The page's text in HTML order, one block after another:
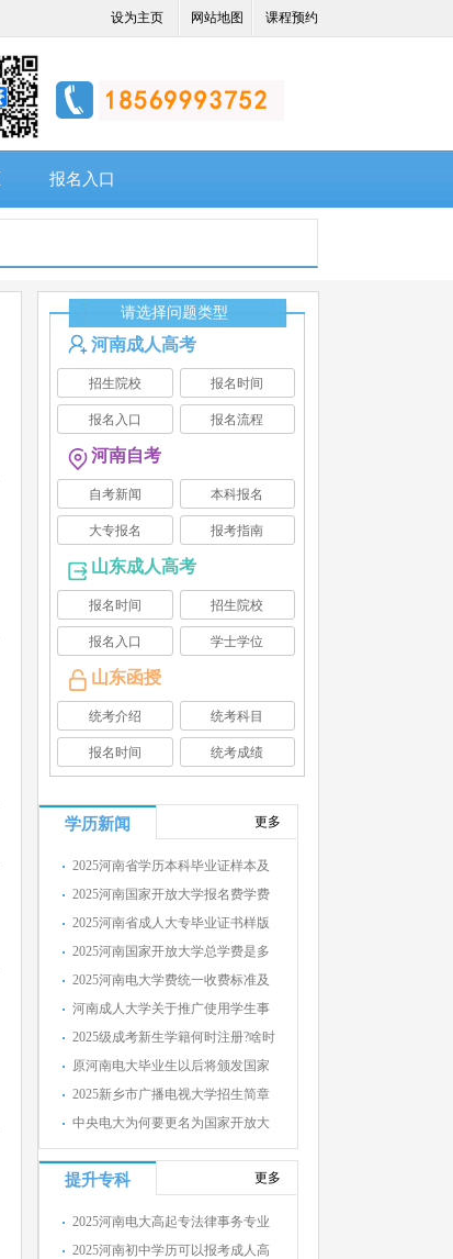
课程预约
网站地图
设为主页
报名入口
请选择问题类型
河南成人高考
招生院校 报名时间
报名入口 报名流程
河南自考
自考新闻 本科报名
大专报名 报考指南
山东成人高考
报名时间 招生院校
报名入口 学士学位
山东函授
统考介绍 统考科目
报名时间 统考成绩
学历新闻 更多
2025河南省学历本科毕业证样本及
2025河南国家开放大学报名费学费
2025河南省成人大专毕业证书样版
2025河南国家开放大学总学费是多
2025河南电大学费统一收费标准及
河南成人大学关于推广使用学生事
2025级成考新生学籍何时注册?啥时
原河南电大毕业生以后将颁发国家
2025新乡市广播电视大学招生简章
中央电大为何要更名为国家开放大
提升专科 更多
2025河南电大高起专法律事务专业
2025河南初中学历可以报考成人高